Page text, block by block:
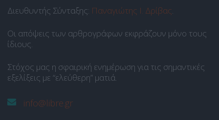
Διευθυντής Σύνταξης: Παναγιώτης Ι. Δρίβας.
Οι απόψεις των αρθρογράφων εκφράζουν μόνο τους
ίδιους.
Στόχος μας η σφαιρική ενημέρωση για τις σημαντικές
εξελίξεις με “ελεύθερη” ματιά.
info@libre.gr